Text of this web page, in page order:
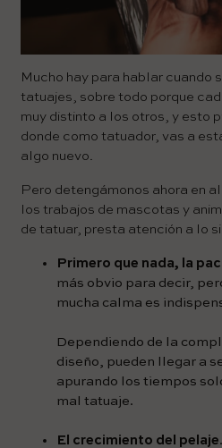
Mucho hay para hablar cuando
tatuajes, sobre todo porque
muy distinto a los otros, y esto
donde como tatuador, vas a
algo nuevo.
Pero detengámonos ahora en
los trabajos de mascotas y
de tatuar, presta atención a lo
Primero que nada, la
más obvio para decir,
mucha calma es
Dependiendo de la
diseño, pueden llegar a
apurando los tiempos
mal tatuaje.
El crecimiento del pelaje